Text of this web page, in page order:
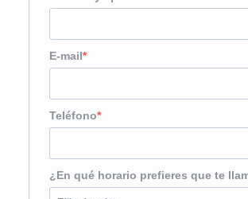
E-mail
Teléfono
¿En qué horario prefieres que te